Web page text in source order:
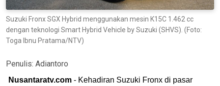
Suzuki Fronx SGX Hybrid menggunakan mesin K15C 1.462 cc
dengan teknologi Smart Hybrid Vehicle by Suzuki (SHVS). (Foto:
Toga Ibnu Pratama/NTV)
Penulis: Adiantoro
Nusantaratv.com - Kehadiran Suzuki Fronx di pasar